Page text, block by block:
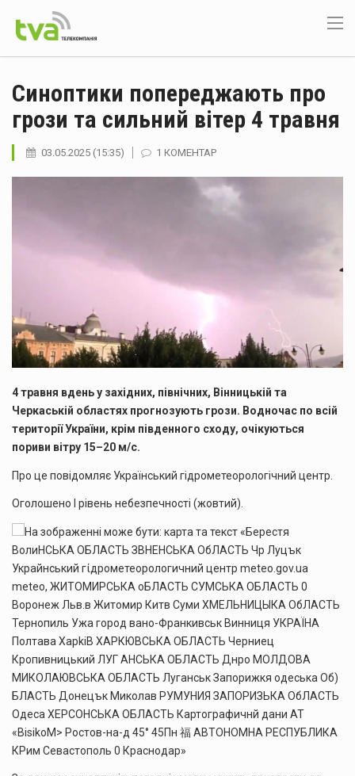
Синоптики попереджають про
грози та сильний вітер 4 травня
03.05.2025 (15:35) 1 КОМЕНТАР
4 травня вдень у західних, північних, Вінницькій та
Черкаській областях прогнозують грози. Водночас по всій
території України, крім південного сходу, очікуються
пориви вітру 15–20 м/с.
Про це повідомляє Український гідрометеорологічний центр.
Оголошено I рівень небезпечності (жовтий).